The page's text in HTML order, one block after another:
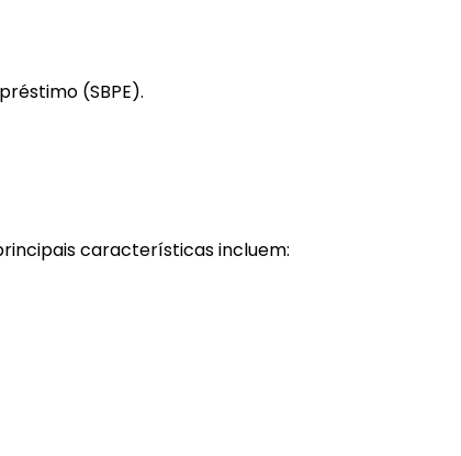
(SBPE).
características incluem: